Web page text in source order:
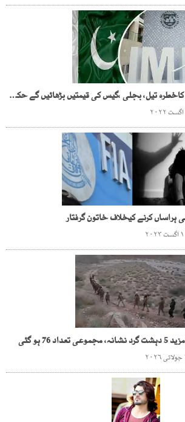
مہنگائی کے نئے سونامی کاخطرہ تیل، بجلی ،گیس کی قیمتیں بڑھائیں گے حکومت کی آئی ایم ایف کو یقین دہانی
کرنے کیخلاف خاتون گرفتار
ہو گئی